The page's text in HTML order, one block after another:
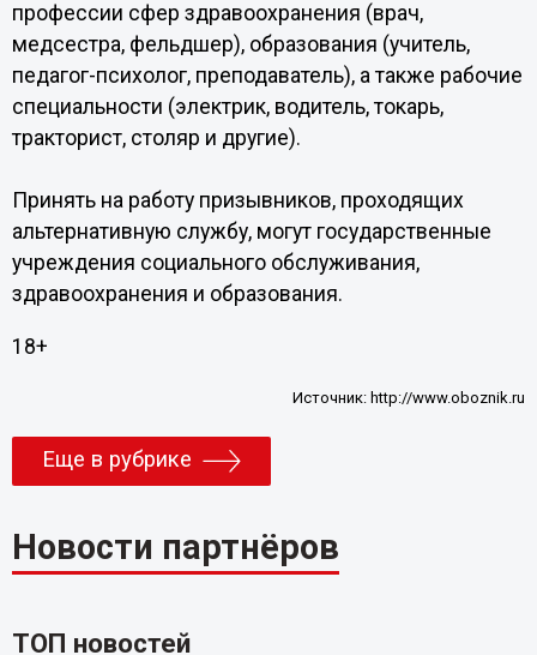
профессии сфер здравоохранения (врач,
медсестра, фельдшер), образования (учитель,
педагог-психолог, преподаватель), а также рабочие
специальности (электрик, водитель, токарь,
тракторист, столяр и другие).
Принять на работу призывников, проходящих
альтернативную службу, могут государственные
учреждения социального обслуживания,
здравоохранения и образования.
18+
Источник: http://www.oboznik.ru
Еще в рубрике
Новости партнёров
ТОП новостей